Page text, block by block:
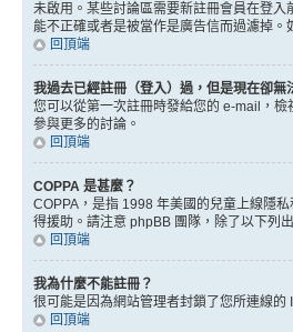
未啟用。某些討論區需要新註冊會員在登
能不正確或者是被當作是廣告信而過濾掉
回頂端
我過去已經註冊（登入）過，但是現在卻無
您可以從第一次註冊時發給您的 e-mail，
參與更多的討論。
回頂端
COPPA 是甚麼？
COPPA，是指 1998 年美國的兒童上線隱
得援助。請注意 phpBB 團隊，除了以下列
回頂端
我為什麼不能註冊？
很可能是因為網站管理者封鎖了您所連線
回頂端